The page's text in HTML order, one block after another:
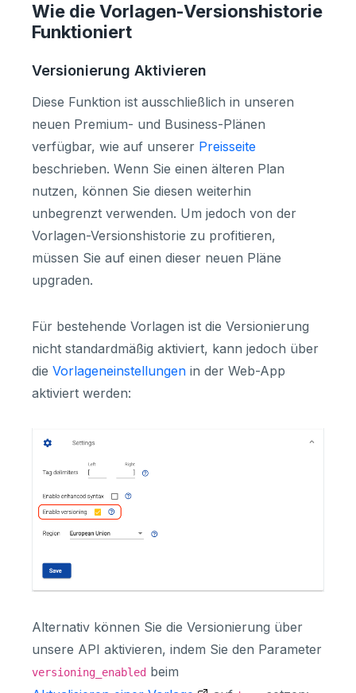
Wie die Vorlagen-Versionshistorie
Funktioniert
Versionierung Aktivieren
Diese Funktion ist ausschließlich in unseren
neuen Premium- und Business-Plänen
verfügbar, wie auf unserer Preisseite
beschrieben. Wenn Sie einen älteren Plan
nutzen, können Sie diesen weiterhin
unbegrenzt verwenden. Um jedoch von der
Vorlagen-Versionshistorie zu profitieren,
müssen Sie auf einen dieser neuen Pläne
upgraden.
Für bestehende Vorlagen ist die Versionierung
nicht standardmäßig aktiviert, kann jedoch über
die Vorlageneinstellungen in der Web-App
aktiviert werden:
Alternativ können Sie die Versionierung über
unsere API aktivieren, indem Sie den Parameter
versioning_enabled beim